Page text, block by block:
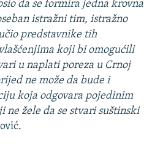
da se formira jedna krovna
istražni tim, istražno
predstavnike tih
koji bi omogućili
u naplati poreza u Crnoj
ne može da bude i
koja odgovara pojedinim
ne žele da se stvari suštinski